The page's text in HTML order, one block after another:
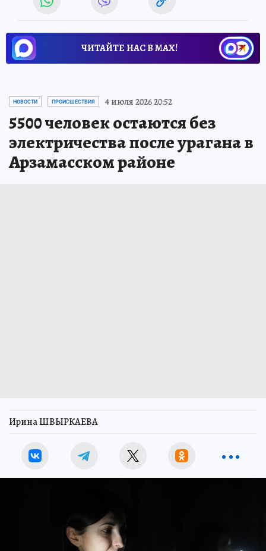
ЧИТАЙТЕ НАС В МАХ!
НОВОСТИ ПРОИСШЕСТВИЯ 4 июля 2026 20:52
5500 человек остаются без
электричества после урагана в
Арзамасском районе
Ирина ШВЫРКАЕВА